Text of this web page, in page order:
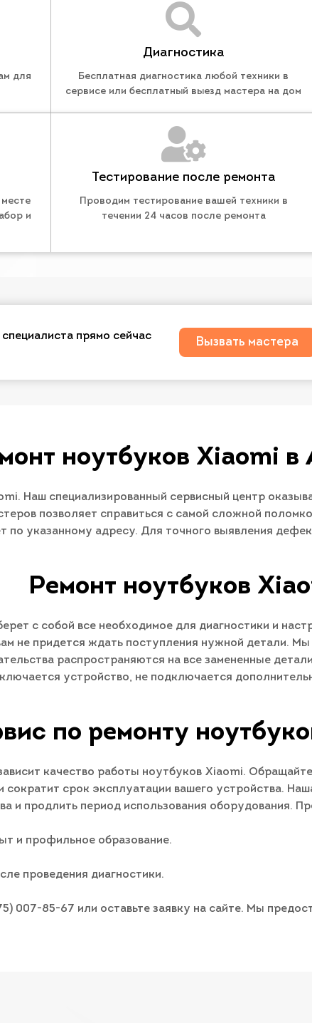
для
Диагностика
Бесплатная диагностика любой техники в
сервисе или бесплатный выезд мастера на дом
и
Тестирование после ремонта
Проводим тестирование вашей техники в
течении 24 часов после ремонта
прямо сейчас
Вызвать мастера
ноутбуков Xiaomi в
Наш специализированный сервисный центр
позволяет справиться с самой сложной
по указанному адресу. Для точного выявления
Ремонт ноутбуков
с собой все необходимое для диагностики и
не придется ждать поступления нужной детали. Мы
распространяются на все замененные
устройство, не подключается
по ремонту
качество работы ноутбуков Xiaomi.
срок эксплуатации вашего устройства.
и продлить период использования оборудования.
и профильное образование.
проведения диагностики.
007-85-67 или оставьте заявку на сайте. Мы